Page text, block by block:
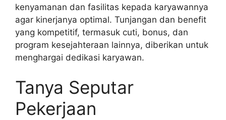
kenyamanan dan fasilitas kepada karyawannya
agar kinerjanya optimal. Tunjangan dan benefit
yang kompetitif, termasuk cuti, bonus, dan
program kesejahteraan lainnya, diberikan untuk
menghargai dedikasi karyawan.
Tanya Seputar
Pekerjaan